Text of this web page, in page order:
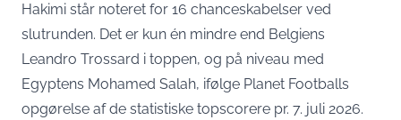
Hakimi står noteret for 16 chanceskabelser ved
slutrunden. Det er kun én mindre end Belgiens
Leandro Trossard i toppen, og på niveau med
Egyptens Mohamed Salah, ifølge Planet Footballs
opgørelse af de statistiske topscorere pr. 7. juli 2026.